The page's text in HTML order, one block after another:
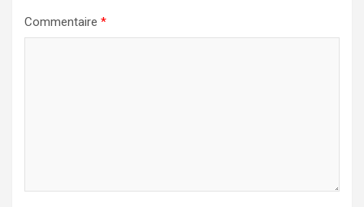
Commentaire *